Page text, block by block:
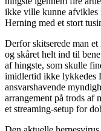
ikke ville kunne afvikles
Herning med et stort
Derfor skitserede man
og skåret helt ind til
af hingste, som skulle
imidlertid ikke lykkedes
ansvarshavende
arrangement på trods af
et streaming-setup for